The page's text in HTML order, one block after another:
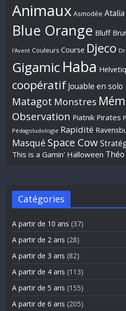
Animaux Asmodée Atalia
Blue Orange Bluff
l'Avent Couleurs Course Djeco
Gigamic Haba Helvetiq
coopératif Jouable en solo
Matagot Monstres
Observation Piatnik Pirates
Pédagoludologie Rapidité
Masqué Space Cow
This is a Gamin' Halloween
Catégories
A partir de 10 ans (37)
A partir de 2 ans (28)
A partir de 3 ans (82)
A partir de 4 ans (113)
A partir de 5 ans (155)
A partir de 6 ans (205)